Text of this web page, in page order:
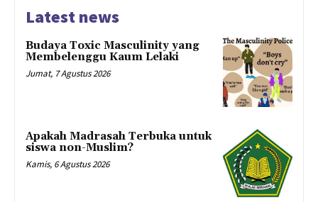
Latest news
Budaya Toxic Masculinity yang
Membelenggu Kaum Lelaki
Jumat, 7 Agustus 2026
Apakah Madrasah Terbuka untuk
siswa non-Muslim?
Kamis, 6 Agustus 2026